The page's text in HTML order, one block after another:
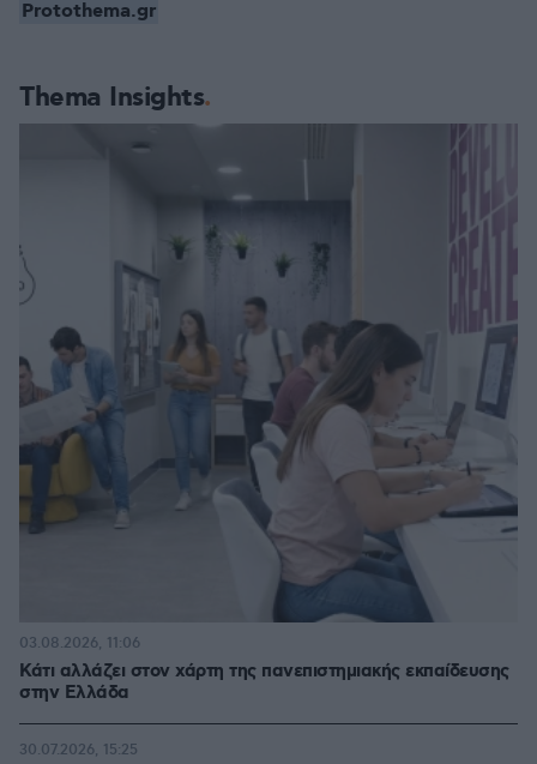
Thema Insights
Κάτι αλλάζει στον χάρτη της πανεπιστημιακής εκπαίδευσης
στην Ελλάδα
03.08.2026, 11:06
30.07.2026, 15:25
Protothema.gr